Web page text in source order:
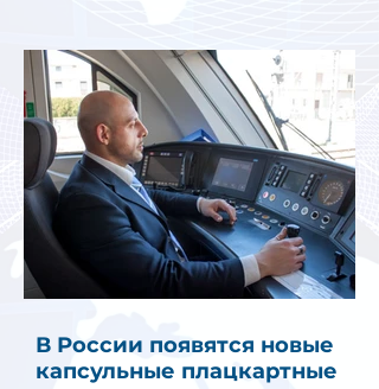
В России появятся новые
капсульные плацкартные